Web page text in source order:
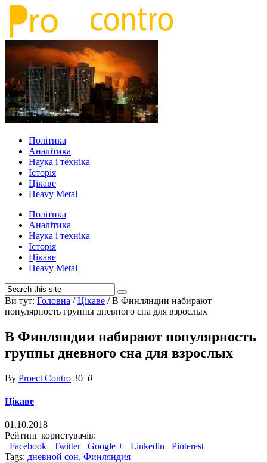
Політика
Аналітика
Наука і техніка
Історія
Цікаве
Heavy Metal
Політика
Аналітика
Наука і техніка
Історія
Цікаве
Heavy Metal
Ви тут: Головна /Цікаве /В Финляндии набирают
популярность группы дневного сна для взрослых
В Финляндии набирают популярность
группы дневного сна для взрослых
By Proect Contro 30 0
Цікаве
01.10.2018
Рейтинг користувачів:
Facebook
Twitter Google + Linkedin
Pinterest
Tags: дневной сон, Финляндия